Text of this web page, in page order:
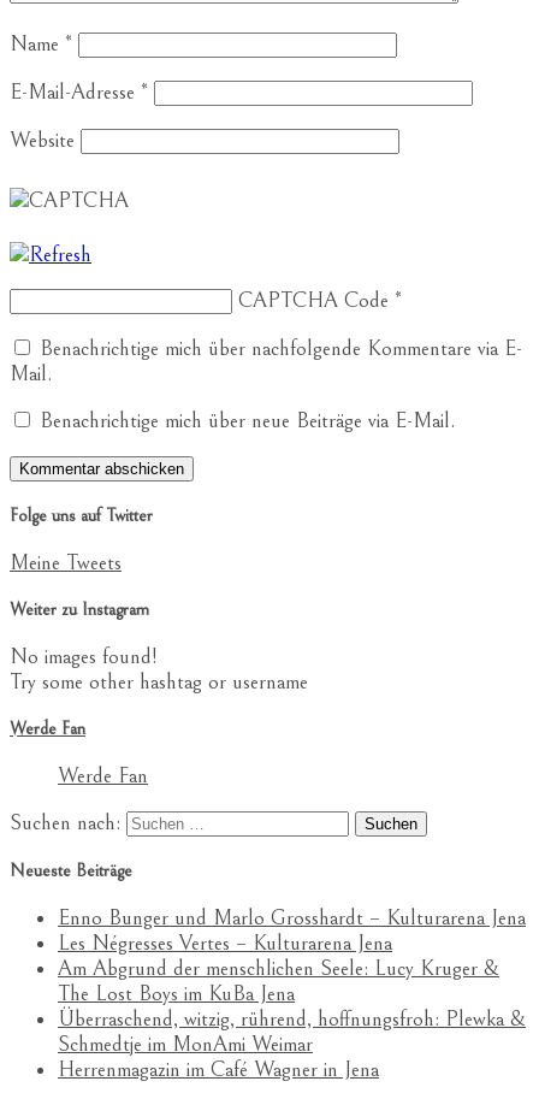
Name *
E-Mail-Adresse *
Website
CAPTCHA Code *
Benachrichtige mich über nachfolgende Kommentare via E-
Mail.
Benachrichtige mich über neue Beiträge via E-Mail.
Folge uns auf Twitter
Meine Tweets
Weiter zu Instagram
No images found!
Try some other hashtag or username
Werde Fan
Werde Fan
Suchen nach:
Neueste Beiträge
Enno Bunger und Marlo Grosshardt – Kulturarena Jena
Les Négresses Vertes – Kulturarena Jena
Am Abgrund der menschlichen Seele: Lucy Kruger &
The Lost Boys im KuBa Jena
Überraschend, witzig, rührend, hoffnungsfroh: Plewka &
Schmedtje im MonAmi Weimar
Herrenmagazin im Café Wagner in Jena